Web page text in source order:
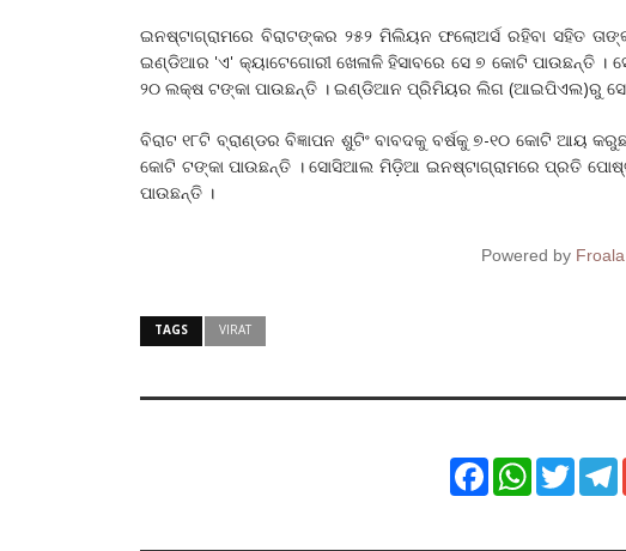
ଇନଷ୍ଟାଗ୍ରାମରେ ବିରାଟଙ୍କର ୨୫୨ ମିଲିୟନ ଫଲୋଅର୍ସ ରହିବା ସହିତ
ଇଣ୍ଡିଆର 'ଏ' କ୍ୟାଟେଗୋରୀ ଖେଳାଳି ହିସାବରେ ସେ ୭ କୋଟି ପାଉଛନ୍ତି
୨୦ ଲକ୍ଷ ଟଙ୍କା ପାଉଛନ୍ତି । ଇଣ୍ଡିଆନ ପ୍ରିମିୟର ଲିଗ (ଆଇପିଏଲ)ରୁ ସେ
ବିରାଟ ୧୮ଟି ବ୍ରାଣ୍ଡର ବିଜ୍ଞାପନ ଶୁଟିଂ ବାବଦକୁ ବର୍ଷକୁ ୭-୧୦ କୋଟି ଆୟ
କୋଟି ଟଙ୍କା ପାଉଛନ୍ତି । ସୋସିଆଲ ମିଡ଼ିଆ ଇନଷ୍ଟାଗ୍ରାମରେ ପ୍ରତି
ପାଉଛନ୍ତି ।
Powered by
TAGS VIRAT
FacebookWhatsApp
Twitter